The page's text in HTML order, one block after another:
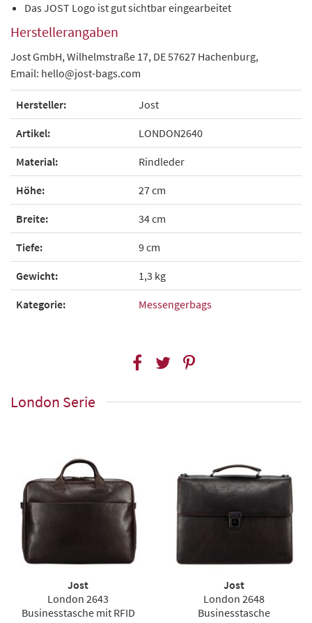
Das JOST Logo ist gut sichtbar eingearbeitet
Herstellerangaben
Jost GmbH, Wilhelmstraße 17, DE 57627 Hachenburg,
Email: hello@jost-bags.com
Hersteller: Jost
Artikel: LONDON2640
Material: Rindleder
Höhe: 27 cm
Breite: 34 cm
Tiefe: 9 cm
Gewicht: 1,3 kg
Kategorie: Messengerbags
London Serie
Jost
London 2643
Businesstasche mit RFID
Jost
London 2648
Businesstasche